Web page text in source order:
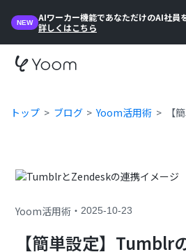
NEW
AIワーカー機能であなただけのAI社員
詳しくはこちら
トップ ブログ Yoom活用術 【
Yoom活用術 ・2025-10-23
【簡単設定】